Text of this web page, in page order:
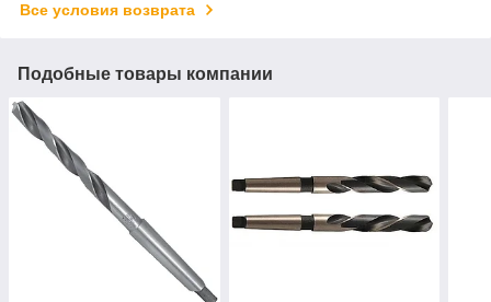
Все условия возврата
Подобные товары компании